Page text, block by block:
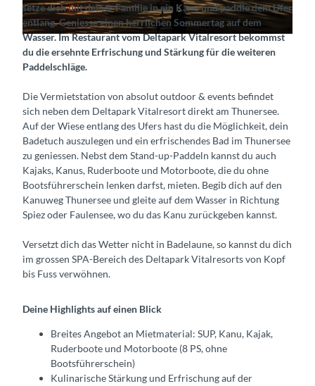
© absolut outdoor & events gmbh, Interlaken Tourismus | CC-BY-SA
setze dich mit deiner Familie in ein Kanu und paddle dem Ufer
entlang. Geniesse einen herrlichen Sommertag auf dem
Wasser. Im Restaurant vom Deltapark Vitalresort bekommst
du die ersehnte Erfrischung und Stärkung für die weiteren
Paddelschläge.
Die Vermietstation von absolut outdoor & events befindet
sich neben dem Deltapark Vitalresort direkt am Thunersee.
Auf der Wiese entlang des Ufers hast du die Möglichkeit, dein
Badetuch auszulegen und ein erfrischendes Bad im Thunersee
zu geniessen. Nebst dem Stand-up-Paddeln kannst du auch
Kajaks, Kanus, Ruderboote und Motorboote, die du ohne
Bootsführerschein lenken darfst, mieten. Begib dich auf den
Kanuweg Thunersee und gleite auf dem Wasser in Richtung
Spiez oder Faulensee, wo du das Kanu zurückgeben kannst.
Versetzt dich das Wetter nicht in Badelaune, so kannst du dich
im grossen SPA-Bereich des Deltapark Vitalresorts von Kopf
bis Fuss verwöhnen.
Deine Highlights auf einen Blick
Breites Angebot an Mietmaterial: SUP, Kanu, Kajak,
Ruderboote und Motorboote (8 PS, ohne
Bootsführerschein)
Kulinarische Stärkung und Erfrischung auf der